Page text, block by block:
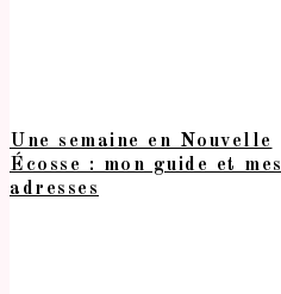
Une semaine en Nouvelle
Écosse : mon guide et mes
adresses